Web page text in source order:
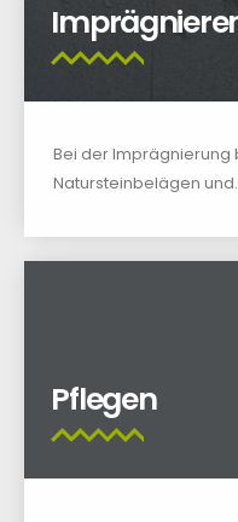
Bei der Imprägnierung
Natursteinbelägen
Pflegen